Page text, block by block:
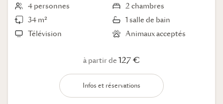
4 personnes
2 chambres
34 m²
1 salle de bain
Télévision
Animaux acceptés
à partir de 127 €
Infos et réservations